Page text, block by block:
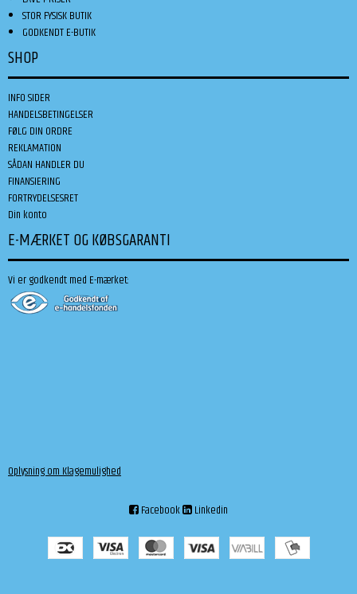
STOR FYSISK BUTIK
GODKENDT E-BUTIK
SHOP
INFO SIDER
HANDELSBETINGELSER
FØLG DIN ORDRE
REKLAMATION
SÅDAN HANDLER DU
FINANSIERING
FORTRYDELSESRET
Din konto
E-MÆRKET OG KØBSGARANTI
Vi er godkendt med E-mærket:
Oplysning om Klagemulighed
Facebook Linkedin